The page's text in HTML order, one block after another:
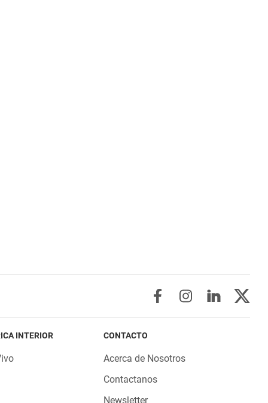
INTERIOR CONTACTO
Acerca de Nosotros
Contactanos
Newsletter